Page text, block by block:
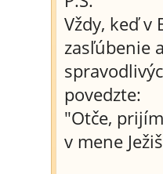
Vždy, keď v
zasľúbenie
povedzte:
"Otče,
v mene